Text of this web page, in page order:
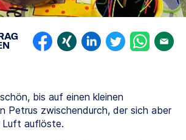
bis auf einen kleinen
Petrus zwischendurch, der sich aber
Luft auflöste.